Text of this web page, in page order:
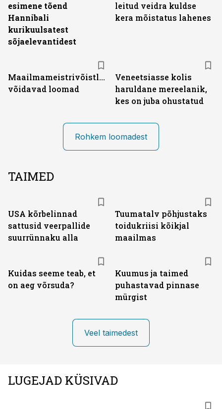
esimene tõend
Hannibali
kurikuulsatest
sõjaelevantidest
leitud veidra kuldse
kera mõistatus lahenes
Maailmameistrivõistlustel
võidavad loomad
Veneetsiasse kolis
haruldane mereelanik,
kes on juba ohustatud
Rohkem loomadest
TAIMED
USA kõrbelinnad
sattusid veerpallide
suurrünnaku alla
Tuumatalv põhjustaks
toidukriisi kõikjal
maailmas
Kuidas seeme teab, et
on aeg võrsuda?
Kuumus ja taimed
puhastavad pinnase
mürgist
Veel taimedest
LUGEJAD KÜSIVAD